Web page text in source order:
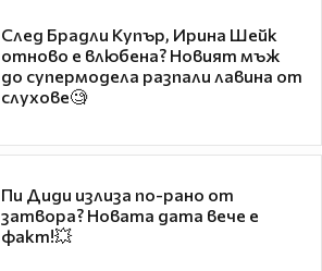
След Брадли Купър, Ирина Шейк
отново е влюбена? Новият мъж
до супермодела разпали лавина от
слухове🧐
Пи Диди излиза по-рано от
затвора? Новата дата вече е
факт!💥